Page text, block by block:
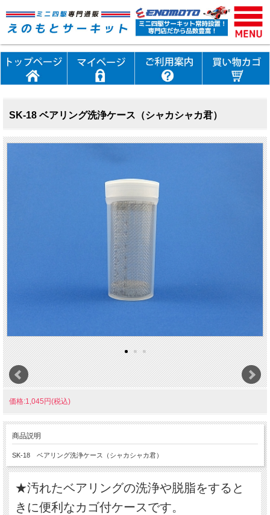
SK-18 ベアリング洗浄ケース（シャカシャカ君）
価格:1,045円(税込)
商品説明
SK-18 ベアリング洗浄ケース（シャカシャカ君）
★汚れたベアリングの洗浄や脱脂をすると
きに便利なカゴ付ケースです。